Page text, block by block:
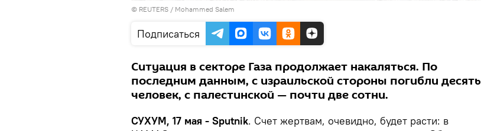
© REUTERS / Mohammed Salem
Подписаться
Ситуация в секторе Газа продолжает накаляться. По
последним данным, с израильской стороны погибли десять
человек, с палестинской — почти две сотни.
СУХУМ, 17 мая - Sputnik. Счет жертвам, очевидно, будет расти: в